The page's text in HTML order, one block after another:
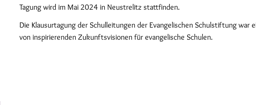
Tagung wird im Mai 2024 in Neustrelitz stattfinden.
Die Klausurtagung der Schulleitungen der Evangelischen Schulstiftung
von inspirierenden Zukunftsvisionen für evangelische Schulen.